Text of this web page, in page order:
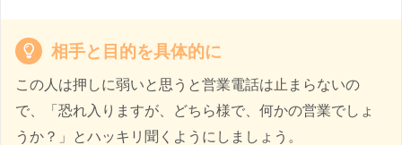
相手と目的を具体的に
この人は押しに弱いと思うと営業電話は止まらないの
で、「恐れ入りますが、どちら様で、何かの営業でしょ
うか？」とハッキリ聞くようにしましょう。